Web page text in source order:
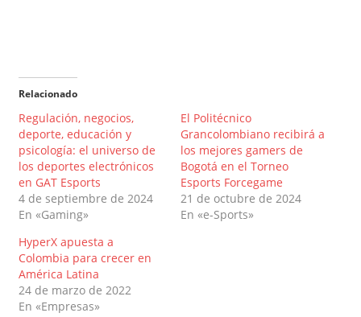
Relacionado
Regulación, negocios,
deporte, educación y
psicología: el universo de
los deportes electrónicos
en GAT Esports
4 de septiembre de 2024
En «Gaming»
El Politécnico
Grancolombiano recibirá a
los mejores gamers de
Bogotá en el Torneo
Esports Forcegame
21 de octubre de 2024
En «e-Sports»
HyperX apuesta a
Colombia para crecer en
América Latina
24 de marzo de 2022
En «Empresas»